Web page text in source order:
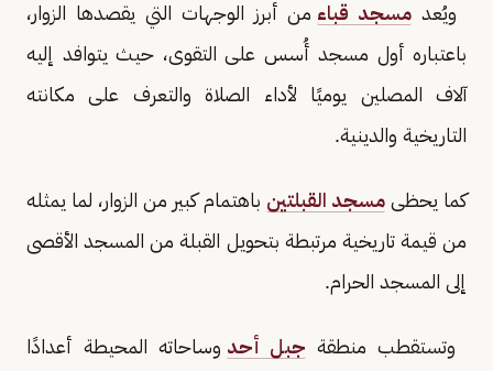
ويُعد مسجد قباء من أبرز الوجهات التي يقصدها الزوار،
باعتباره أول مسجد أُسس على التقوى، حيث يتوافد إليه
آلاف المصلين يوميًا لأداء الصلاة والتعرف على مكانته
التاريخية والدينية.
كما يحظىمسجد القبلتين باهتمام كبير من الزوار، لما يمثله
من قيمة تاريخية مرتبطة بتحويل القبلة من المسجد الأقصى
إلى المسجد الحرام.
وتستقطب منطقة جبل أحد وساحاته المحيطة أعدادًا